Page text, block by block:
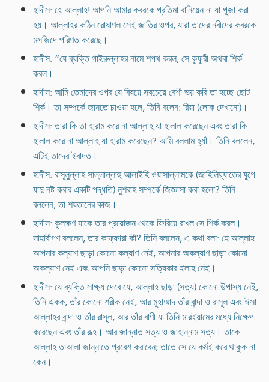
হাদীস: হে আল্লাহ! আপনি আমার কবরকে প্রতিমা বানিয়েন না যা পূজা করা
হয়। আল্লাহর কঠিন রোষাণল সেই জাতির ওপর, যারা তাদের নবীদের কবরকে
মসজিদে পরিণত করেছে।
হাদীস: “যে ব্যক্তি গাইরুল্লাহর নামে শপথ করল, সে কুফুরী অথবা শির্ক
করল।
হাদীস: আমি তেমাদের ওপর যে বিষয়ে সবচেয়ে বেশী ভয় করি তা হচ্ছে ছোট
শির্ক। তা সম্পর্কে জানতে চাওয়া হলে, তিনি বলেন: রিয়া (লোক দেখানো)।
হাদীস: তারা কি তা হারাম করে না আল্লাহ যা হালাল করেছেন এবং তারা কি
হালাল করে না আল্লাহ যা হারাম করেছেন? আমি বললাম হ্যাঁ। তিনি বললেন,
এটিই তাদের ইবাদত।
হাদীস: রাসূলুল্লাহ সাল্লাল্লাহু আলাইহি ওয়াসাল্লামকে (জাহিলিয়্যাতের যুগে
যাদু নষ্ট করার একটি পদ্ধতি) নুশরাহ সম্পর্কে জিজ্ঞাসা করা হলো? তিনি
বললেন, তা শয়তানের কাজ।
হাদীস: কুলক্ষণ যাকে তার প্রয়োজন থেকে ফিরিয়ে রাখল সে শির্ক করল।
সাহাবীগণ বললেন, তার কাফ্ফারা কী? তিনি বললেন, এ কথা বলা: হে আল্লাহ
আপনার কল্যাণ ছাড়া কোনো কল্যাণ নেই, আপনার অকল্যাণ ছাড়া কোনো
অকল্যাণ নেই এবং আপনি ছাড়া কোনো সত্যিকার ইলাহ নেই।
হাদীস: যে ব্যক্তি সাক্ষ্য দেবে যে, আল্লাহ ছাড়া (সত্য) কোনো উপাস্য নেই,
তিনি একক, তাঁর কোনো শরীক নেই, আর মুহাম্মাদ তাঁর বান্দা ও রাসূল এবং ঈসা
আল্লাহর বান্দা ও তাঁর রাসূল, আর তাঁর বাণী যা তিনি মারইয়ামের মধ্যে নিক্ষেপ
করেছেন এবং তাঁর রূহ। আর জান্নাত সত্য ও জাহান্নাম সত্য। তাকে
আল্লাহ তাআলা জান্নাতে প্রবেশ করাবেন; তাতে সে যে কর্মই করে থাকুক না
কেন।